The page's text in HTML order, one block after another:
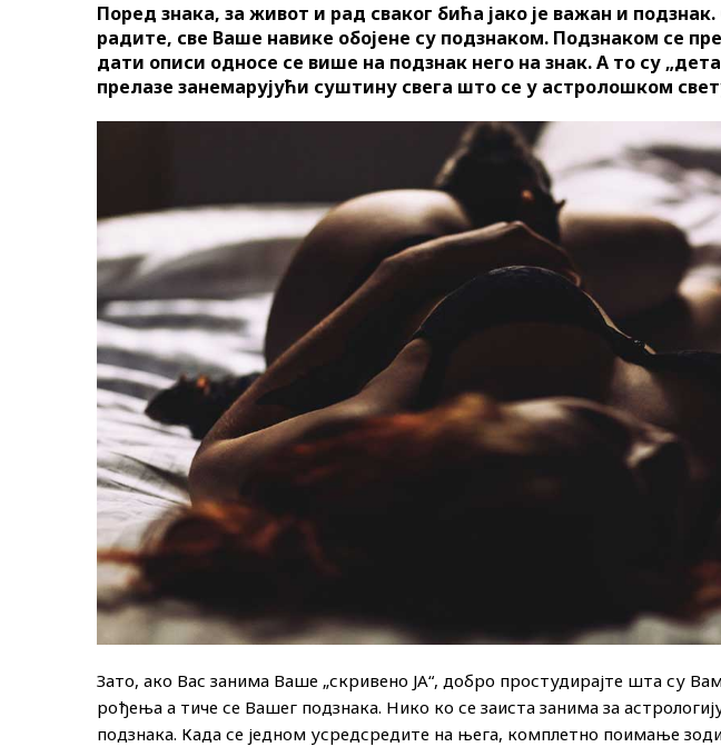
Поред знака, за живот и рад сваког бића јако је важан и
радите, све Ваше навике обојене су подзнаком. Подзнаком се
дати описи односе се више на подзнак него на знак. А то су
прелазе занемарујући суштину свега што се у астролошком
Зато, ако Вас занима Ваше „скривено ЈА“, добро простудирајте шта су
рођења а тиче се Вашег подзнака. Нико ко се заиста занима за
подзнака. Када се једном усредсредите на њега, комплетно поимање
06.06.2020. /
БУРЕК,